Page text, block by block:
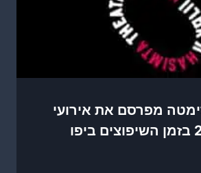
מפרסם את אירועי